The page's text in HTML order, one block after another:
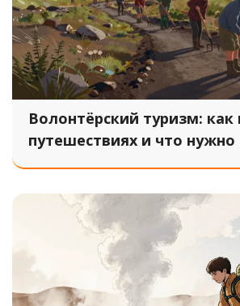
Волонтёрский туризм: как
путешествиях и что нужно